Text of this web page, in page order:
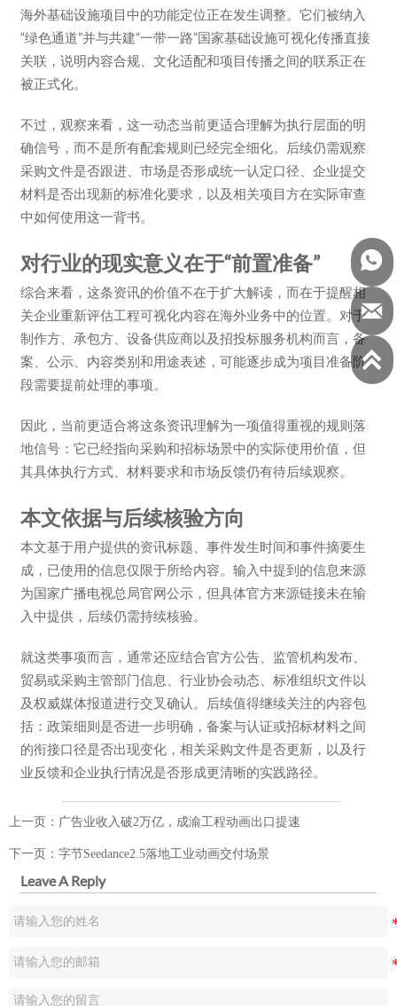
海外基础设施项目中的功能定位正在发生调整。它们被纳入
“绿色通道”并与共建“一带一路”国家基础设施可视化传播直接
关联，说明内容合规、文化适配和项目传播之间的联系正在
被正式化。
不过，观察来看，这一动态当前更适合理解为执行层面的明
确信号，而不是所有配套规则已经完全细化。后续仍需观察
采购文件是否跟进、市场是否形成统一认定口径、企业提交
材料是否出现新的标准化要求，以及相关项目方在实际审查
中如何使用这一背书。
对行业的现实意义在于“前置准备”
综合来看，这条资讯的价值不在于扩大解读，而在于提醒相
关企业重新评估工程可视化内容在海外业务中的位置。对于
制作方、承包方、设备供应商以及招投标服务机构而言，备
案、公示、内容类别和用途表述，可能逐步成为项目准备阶
段需要提前处理的事项。
因此，当前更适合将这条资讯理解为一项值得重视的规则落
地信号：它已经指向采购和招标场景中的实际使用价值，但
其具体执行方式、材料要求和市场反馈仍有待后续观察。
本文依据与后续核验方向
本文基于用户提供的资讯标题、事件发生时间和事件摘要生
成，已使用的信息仅限于所给内容。输入中提到的信息来源
为国家广播电视总局官网公示，但具体官方来源链接未在输
入中提供，后续仍需持续核验。
就这类事项而言，通常还应结合官方公告、监管机构发布、
贸易或采购主管部门信息、行业协会动态、标准组织文件以
及权威媒体报道进行交叉确认。后续值得继续关注的内容包
括：政策细则是否进一步明确，备案与认证或招标材料之间
的衔接口径是否出现变化，相关采购文件是否更新，以及行
业反馈和企业执行情况是否形成更清晰的实践路径。
上一页： 广告业收入破2万亿，成渝工程动画出口提速
下一页： 字节Seedance2.5落地工业动画交付场景
Leave A Reply


